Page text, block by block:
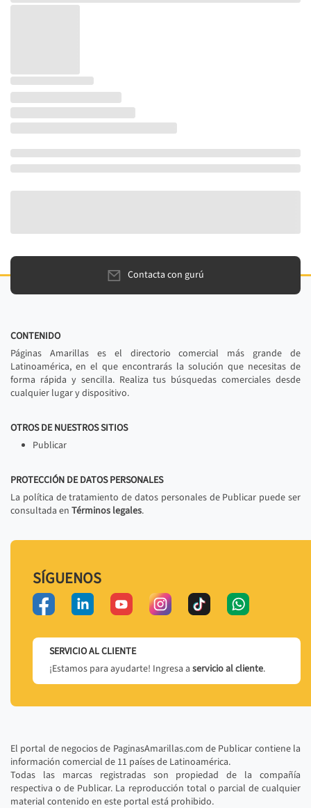
Contacta con gurú
CONTENIDO
Páginas Amarillas es el directorio comercial más grande de
Latinoamérica, en el que encontrarás la solución que necesitas de
forma rápida y sencilla. Realiza tus búsquedas comerciales desde
cualquier lugar y dispositivo.
OTROS DE NUESTROS SITIOS
Publicar
PROTECCIÓN DE DATOS PERSONALES
La política de tratamiento de datos personales de Publicar puede ser
consultada en Términos legales.
SÍGUENOS
SERVICIO AL CLIENTE
¡Estamos para ayudarte! Ingresa a servicio al cliente.
El portal de negocios de PaginasAmarillas.com de Publicar contiene la
información comercial de 11 países de Latinoamérica.
Todas las marcas registradas son propiedad de la compañía
respectiva o de Publicar. La reproducción total o parcial de cualquier
material contenido en este portal está prohibido.